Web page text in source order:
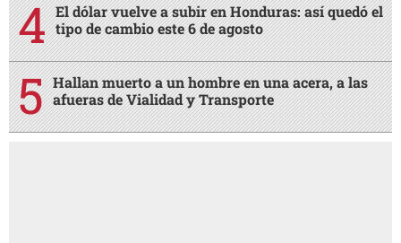
El dólar vuelve a subir en Honduras: así quedó el
tipo de cambio este 6 de agosto
Hallan muerto a un hombre en una acera, a las
afueras de Vialidad y Transporte